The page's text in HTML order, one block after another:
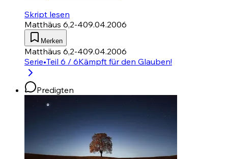
Skript lesen
Matthäus 6,2-409.04.2006
Merken
Matthäus 6,2-409.04.2006
Serie•Teil 6 / 6Kämpft für den Glauben!
Predigten